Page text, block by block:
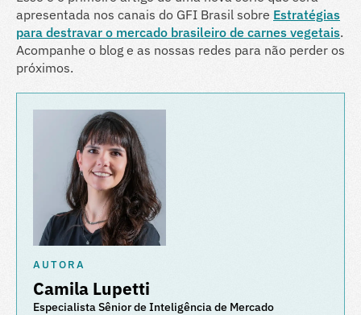
apresentada nos canais do GFI Brasil sobre Estratégias
para destravar o mercado brasileiro de carnes vegetais.
Acompanhe o blog e as nossas redes para não perder os
próximos.
AUTORA
Camila Lupetti
Especialista Sênior de Inteligência de Mercado